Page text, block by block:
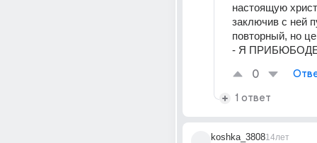
настоящую
заключив с ней
повторный, но
- Я
0
1 ответ
koshka_380814лет